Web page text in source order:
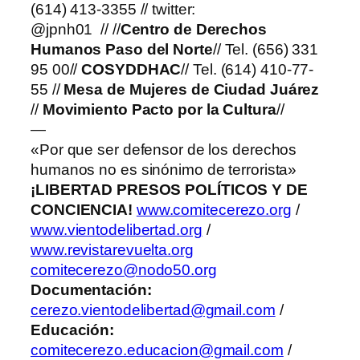
(614) 413-3355 // twitter:
@jpnh01 // //Centro de Derechos
Humanos Paso del Norte// Tel. (656) 331
95 00//COSYDDHAC// Tel. (614) 410-77-
55 //Mesa de Mujeres de Ciudad Juárez
// Movimiento Pacto por la Cultura//
—
«Por que ser defensor de los derechos
humanos no es sinónimo de terrorista»
¡LIBERTAD PRESOS POLÍTICOS Y DE
CONCIENCIA! www.comitecerezo.org /
www.vientodelibertad.org /
www.revistarevuelta.org
comitecerezo@nodo50.org
Documentación:
cerezo.vientodelibertad@gmail.com /
Educación:
comitecerezo.educacion@gmail.com /